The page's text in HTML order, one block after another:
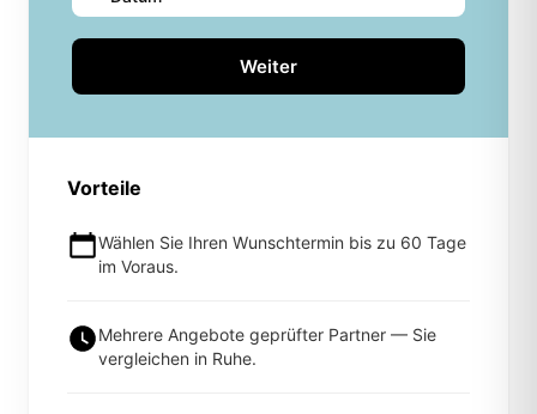
Weiter
Vorteile
Wählen Sie Ihren Wunschtermin bis zu 60 Tage
im Voraus.
Mehrere Angebote geprüfter Partner — Sie
vergleichen in Ruhe.